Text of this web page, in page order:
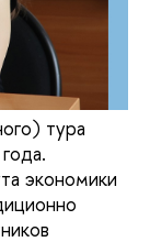
тура
экономики